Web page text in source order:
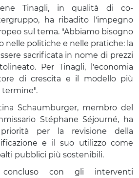
Tinagli, in qualità di co-
ha ribadito l'impegno
sul tema. "Abbiamo bisogno
nelle politiche e nelle pratiche: la
sacrificata in nome di prezzi
Per Tinagli, l'economia
di crescita e il modello più
termine".
Schaumburger, membro del
Stéphane Séjourné, ha
per la revisione della
e il suo utilizzo come
pubblici più sostenibili.
con gli interventi